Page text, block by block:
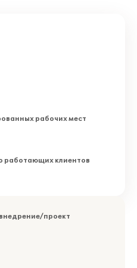
рабочих мест
работающих клиентов
проект